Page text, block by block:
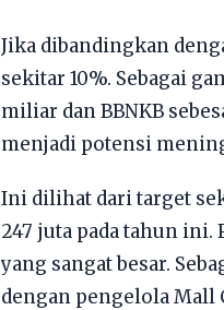
Jika dibandingkan
sekitar 10%. Sebagai
miliar dan BBNKB
menjadi potensi
Ini dilihat dari target
247 juta pada tahun
yang sangat besar.
dengan pengelola Mall